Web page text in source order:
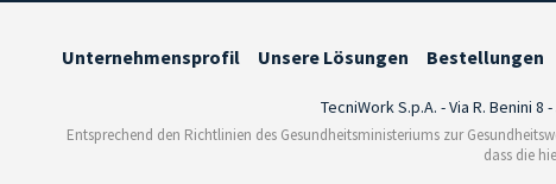
Unternehmensprofil Unsere Lösungen Bestellungen
TecniWork S.p.A. - Via R. Benini 8
Entsprechend den Richtlinien des Gesundheitsministeriums zur
dass die